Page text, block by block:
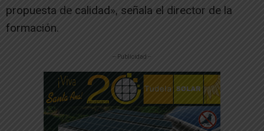
propuesta de calidad», señala el director de la
formación.
-- Publicidad --